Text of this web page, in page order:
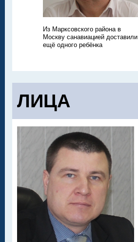
Из Марксовского района в
Москву санавиацией доставили
ещё одного ребёнка
ЛИЦА